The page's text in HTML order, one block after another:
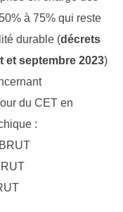
à 75% qui reste
durable (décrets
et septembre 2023)
du CET en
: